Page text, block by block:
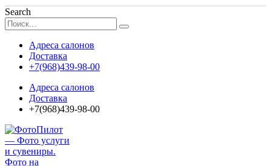
Search
Адреса салонов
Доставка
+7(968)439-98-00
Адреса салонов
Доставка
+7(968)439-98-00